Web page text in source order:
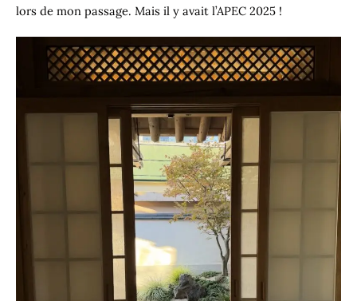
lors de mon passage. Mais il y avait l’APEC 2025 !